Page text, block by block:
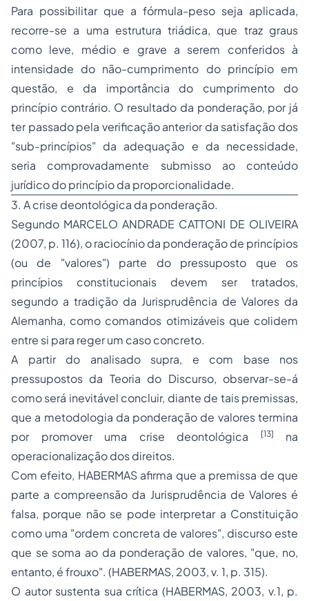
Para possibilitar que a fórmula-peso seja aplicada,
recorre-se a uma estruturatriádica, que traz graus
como leve, médio e grave a serem conferidos à
intensidade do não-cumprimento do princípio em
questão, e da importância do cumprimento do
princípio contrário. O resultado da ponderação, por já
ter passado pela verificação anterior da satisfação dos
"sub-princípios" da adequação e da necessidade,
seria comprovadamente submisso ao conteúdo
jurídico do princípio da proporcionalidade.
3. A crise deontológica da ponderação.
Segundo MARCELO ANDRADE CATTONI DE OLIVEIRA
(2007, p. 116), o raciocínio da ponderação de princípios
(ou de "valores") parte do pressuposto que os
princípios constitucionais devem ser tratados,
segundo a tradição da Jurisprudência de Valores da
Alemanha, como comandos otimizáveisque colidem
entre si para reger um caso concreto.
A partir do analisado supra, e com base nos
pressupostos da Teoria do Discurso, observar-se-á
como será inevitável concluir, diante de tais premissas,
que a metodologia da ponderação de valores termina
por promover uma crise deontológica
[13]
na
operacionalização dos direitos.
Com efeito, HABERMAS afirma que a premissa de que
parte a compreensão da Jurisprudência de Valores é
falsa, porque não se pode interpretar a Constituição
como uma "ordem concreta de valores", discurso este
que se soma ao da ponderação de valores, "que, no,
entanto, é frouxo". (HABERMAS, 2003, v. 1, p. 315).
O autor sustenta sua crítica (HABERMAS, 2003, v.1, p.